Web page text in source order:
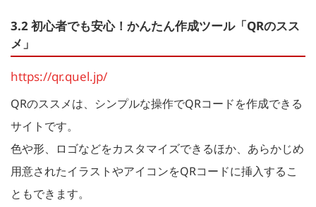
3.2 初心者でも安心！かんたん作成ツール「QRのスス
メ」
https://qr.quel.jp/
QRのススメは、シンプルな操作でQRコードを作成できる
サイトです。
色や形、ロゴなどをカスタマイズできるほか、あらかじめ
用意されたイラストやアイコンをQRコードに挿入するこ
ともできます。